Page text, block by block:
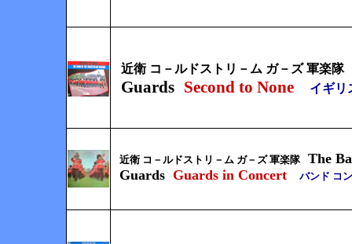
近衛 コ－ルドストリ－ム ガ－ズ 軍楽隊
Guards Second to None イギリ
近衛 コ－ルドストリ－ム ガ－ズ 軍楽隊
The
Guards Guards in Concert バンド コ